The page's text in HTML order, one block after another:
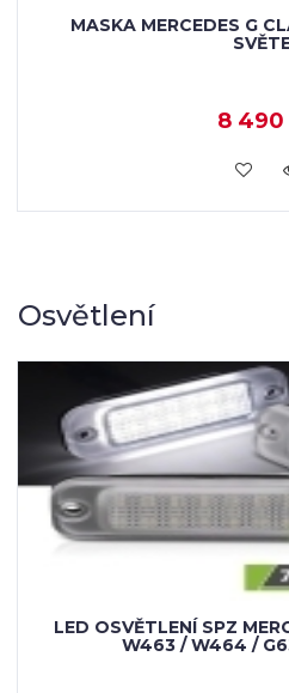
+ KRYTY
Osvětlení
G CLASS